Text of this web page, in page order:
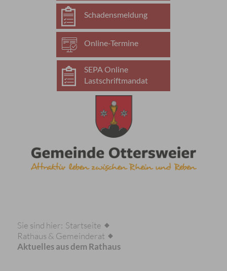
Schadensmeldung
Online-Termine
SEPA Online
Lastschriftmandat
Sie sind hier: Startseite
Rathaus & Gemeinderat
Aktuelles aus dem Rathaus